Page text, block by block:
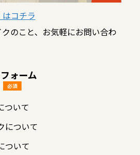
はコチラ
のこと、お気軽にお問い合わ
ォーム
必須
ついて
について
ついて